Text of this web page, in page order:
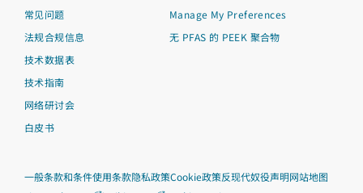
常见问题
法规合规信息
技术数据表
技术指南
网络研讨会
白皮书
Manage My Preferences
无 PFAS 的 PEEK 聚合物
一般条款和条件使用条款隐私政策Cookie政策反现代奴役声明网站地图